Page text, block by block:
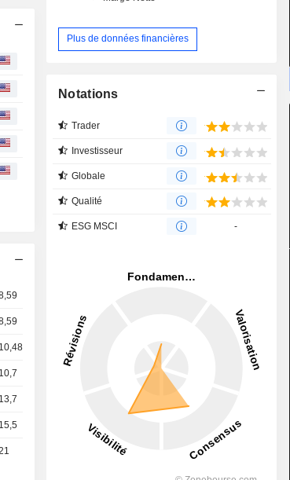
10,48
10,7
13,7
15,5
Plus de données financières
Notations
Trader
Investisseur
Globale
Qualité
ESG MSCI -